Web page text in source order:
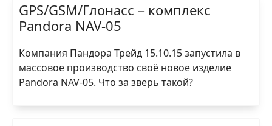
GPS/GSM/Глонасс – комплекс
Pandora NAV-05
Компания Пандора Трейд 15.10.15 запустила в
массовое производство своё новое изделие
Pandora NAV-05. Что за зверь такой?